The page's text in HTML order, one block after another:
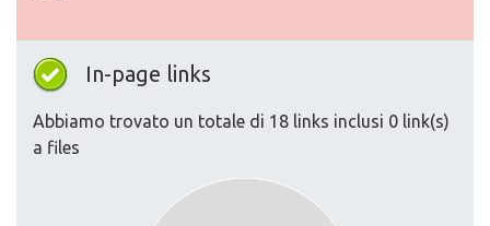
In-page links
Abbiamo trovato un totale di 18 links inclusi 0 link(s)
a files